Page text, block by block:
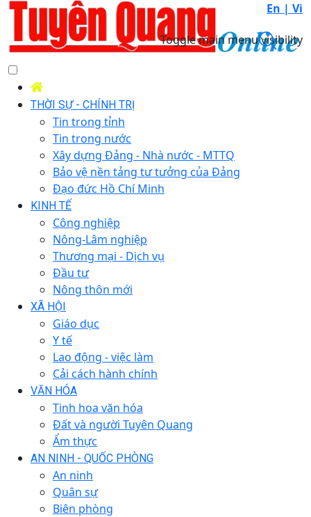
En | Vi
Toggle main menu visibility
THỜI SỰ - CHÍNH TRỊ
Tin trong tỉnh
Tin trong nước
Xây dựng Đảng - Nhà nước - MTTQ
Bảo vệ nền tảng tư tưởng của Đảng
Đạo đức Hồ Chí Minh
KINH TẾ
Công nghiệp
Nông-Lâm nghiệp
Thương mại - Dịch vụ
Đầu tư
Nông thôn mới
XÃ HỘI
Giáo dục
Y tế
Lao động - việc làm
Cải cách hành chính
VĂN HÓA
Tinh hoa văn hóa
Đất và người Tuyên Quang
Ẩm thực
AN NINH - QUỐC PHÒNG
An ninh
Quân sự
Biên phòng